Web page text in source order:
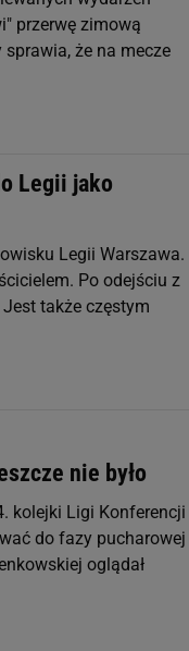
przerwę zimową
że na mecze
Legii jako
Legii Warszawa.
Po odejściu z
także częstym
nie było
kolejki Ligi Konferencji
do fazy pucharowej
oglądał